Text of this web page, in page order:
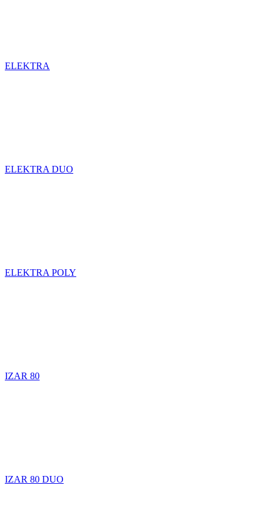
ELEKTRA
ELEKTRA DUO
ELEKTRA POLY
IZAR 80
IZAR 80 DUO